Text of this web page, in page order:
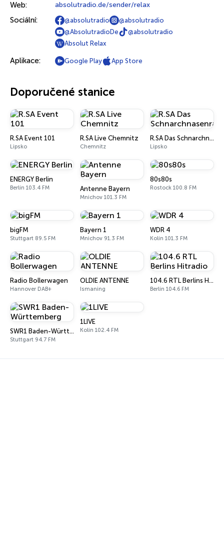
Web: absolutradio.de/sender/relax
Sociální: @absolutradio
@absolutradio
@AbsolutradioDe
@absolutradio
Absolut Relax
Aplikace: Google Play App Store
Doporučené stanice
R.SA Event 101
Lipsko
R.SA Live Chemnitz
Chemnitz
R.SA Das Schnarchnasenradio
Lipsko
ENERGY Berlin
Berlín 103.4 FM Antenne Bayern
Mnichov 101.3 FM
80s80s
Rostock 100.8 FM
bigFM
Stuttgart 89.5 FM
Bayern 1
Mnichov 91.3 FM
WDR 4
Kolín 101.3 FM
Radio Bollerwagen
Hannover DAB+
OLDIE ANTENNE
Ismaning
104.6 RTL Berlins Hitradio
Berlín 104.6 FM
SWR1 Baden-Württemberg
Stuttgart 94.7 FM
1LIVE
Kolín 102.4 FM